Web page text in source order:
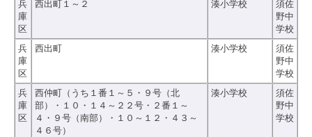
兵
庫
区
西出町１～２ 湊小学校
須佐
野中
学校
兵
庫
区
西出町 湊小学校
須佐
野中
学校
兵
庫
区
西仲町（うち１番１～５・９号（北
部）・１０・１４～２２号・２番１～
４・９号（南部）・１０～１２・４３～
４６号）
湊小学校
須佐
野中
学校